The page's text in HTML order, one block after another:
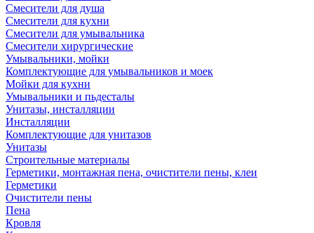
Смесители для душа
Смесители для кухни
Смесители для умывальника
Смесители хирургические
Умывальники, мойки
Комплектующие для умывальников и моек
Мойки для кухни
Умывальники и пьдесталы
Унитазы, инсталляции
Инсталляции
Комплектующие для унитазов
Унитазы
Строительные материалы
Герметики, монтажная пена, очистители пены, клеи
Герметики
Очистители пены
Пена
Кровля